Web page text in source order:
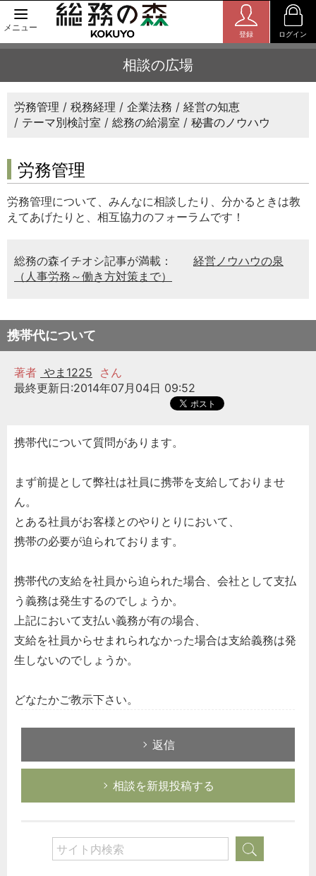
メニュー
登録 ログイン
相談の広場
労務管理 税務経理 企業法務
経営の知恵
テーマ別検討室
総務の給湯室 秘書のノウハウ
労務管理
労務管理について、みんなに相談したり、分かるときは教
えてあげたりと、相互協力のフォーラムです！
総務の森イチオシ記事が満載：
経営ノウハウの泉
（人事労務～働き方対策まで）
携帯代について
著者 やま1225
さん
最終更新日:2014年07月04日 09:52
携帯代について質問があります。
まず前提として弊社は社員に携帯を支給しておりませ
ん。
とある社員がお客様とのやりとりにおいて、
携帯の必要が迫られております。
携帯代の支給を社員から迫られた場合、会社として支払
う義務は発生するのでしょうか。
上記において支払い義務が有の場合、
支給を社員からせまれられなかった場合は支給義務は発
生しないのでしょうか。
どなたかご教示下さい。
返信
相談を新規投稿する